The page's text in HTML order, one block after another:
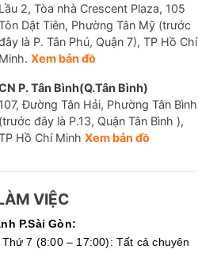
Lầu 2, Tòa nhà Crescent Plaza, 105
Dật Tiên, Phường Tân Mỹ (trước
là P. Tân Phú, Quận 7), TP Hồ Chí
Minh. Xem bản đồ
P. Tân Bình(Q.Tân Bình)
107, Đường Tân Hải, Phường Tân Bình
(trước đây là P.13, Quận Tân Bình ),
Hồ Chí Minh Xem bản đồ
VIỆC
P.Sài Gòn:
7 (8:00 – 17:00): Tất cả chuyên